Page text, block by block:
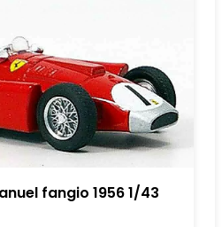
fangio 1956 1/43